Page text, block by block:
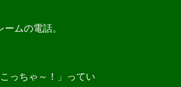
ムの電話。
っちゃ～！」ってい